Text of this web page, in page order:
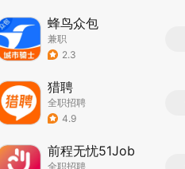
蜂鸟众包
兼职
2.3
猎聘
全职招聘
4.9
前程无忧51Job
全职招聘